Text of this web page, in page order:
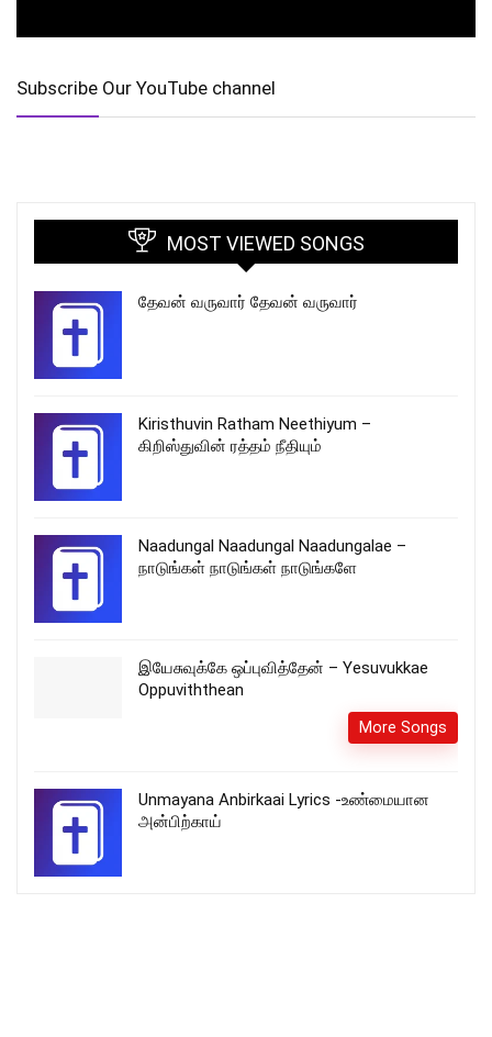
Subscribe Our YouTube channel
MOST VIEWED SONGS
தேவன் வருவார் தேவன் வருவார்
Kiristhuvin Ratham Neethiyum –
கிறிஸ்துவின் ரத்தம் நீதியும்
Naadungal Naadungal Naadungalae –
நாடுங்கள் நாடுங்கள் நாடுங்களே
இயேசுவுக்கே ஒப்புவித்தேன் – Yesuvukkae
Oppuviththean
More Songs
Unmayana Anbirkaai Lyrics -உண்மையான
அன்பிற்காய்